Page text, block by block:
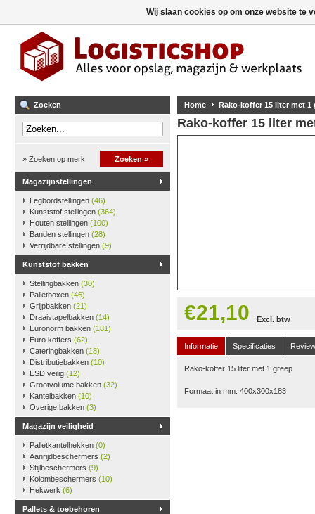
Zoeken
» Zoeken op merk Zoeken »
Magazijnstellingen
Legbordstellingen (46)
Kunststof stellingen (364)
Houten stellingen (100)
Banden stellingen (28)
Verrijdbare stellingen (9)
Kunststof bakken
Stellingbakken (30)
Palletboxen (46)
Grijpbakken (21)
Draaistapelbakken (14)
Euronorm bakken (181)
Euro koffers (62)
Cateringbakken (18)
Distributiebakken (10)
ESD veilig (12)
Grootvolume bakken (32)
Kantelbakken (10)
Overige bakken (3)
Magazijn veiligheid
Palletkantelhekken (0)
Aanrijdbeschermers (2)
Stijlbeschermers (9)
Kolombeschermers (10)
Hekwerk (6)
Pallets & toebehoren
Home Rako-koffer 15 liter met 1
Rako-koffer 15 liter
€21,10 Excl. btw
Informatie Specificaties
Rako-koffer 15 liter met 1 greep
Formaat in mm: 400x300x183
Wij slaan cookies op om onze website te